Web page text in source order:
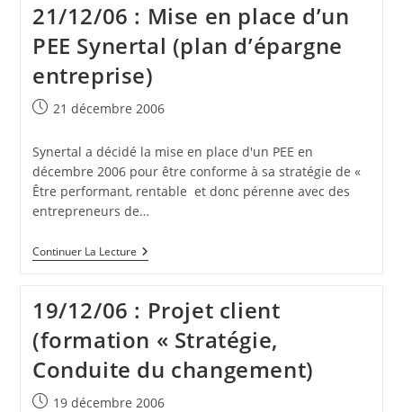
15/1/07
:
Projet
Vacation
Au
Ceram
(cours
Sur
Knowledge
Management
En
Management
De
Projet)
21/12/06 : Mise en place d’un
PEE Synertal (plan d’épargne
entreprise)
Publication
21 décembre 2006
Synertal a décidé la mise en place d'un PEE en
décembre 2006 pour être conforme à sa stratégie de «
Être performant, rentable et donc pérenne avec des
entrepreneurs de…
Continuer La Lecture21/12/06
:
Place
D’un
PEE
Synertal
(plan
D’épargne
Entreprise)
19/12/06 : Projet client
(formation « Stratégie,
Conduite du changement)
Publication
19 décembre 2006